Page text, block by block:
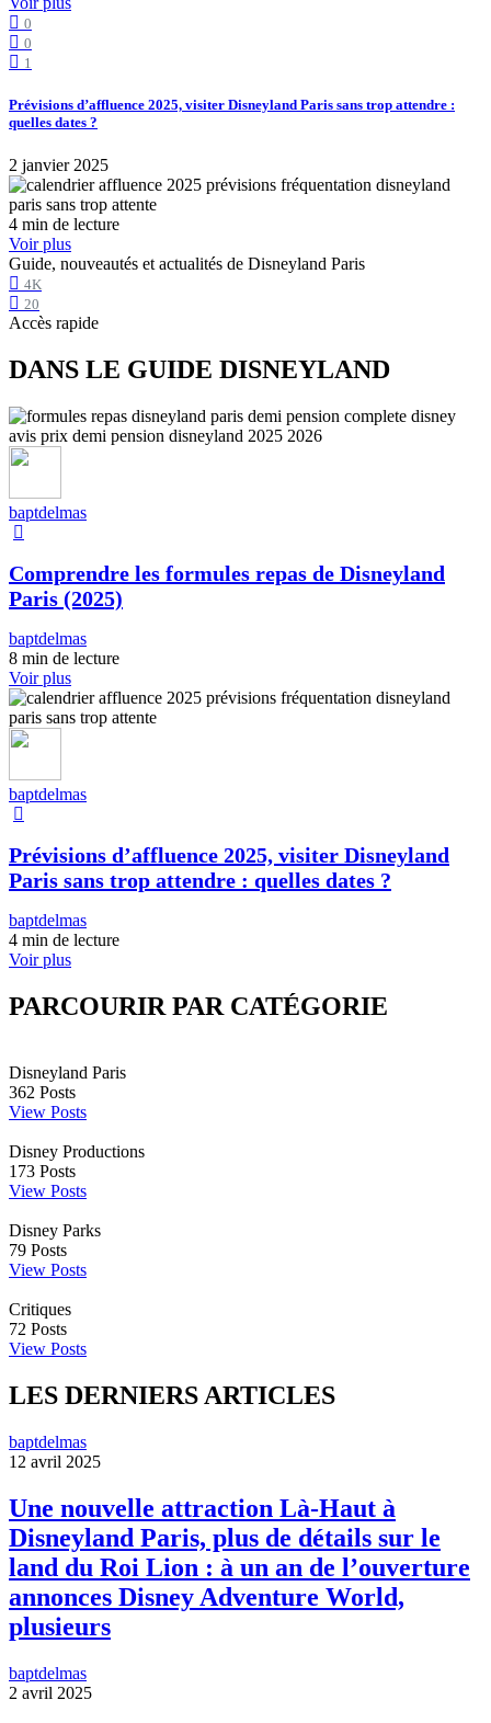
0
0
1
Prévisions d’affluence 2025, visiter Disneyland Paris sans trop attendre :
quelles dates ?
2 janvier 2025
4 min de lecture
Voir plus
Guide, nouveautés et actualités de Disneyland Paris
4K
20
Accès rapide
DANS LE GUIDE DISNEYLAND
baptdelmas
Comprendre les formules repas de Disneyland
Paris (2025)
baptdelmas
8 min de lecture
Voir plus
baptdelmas
Prévisions d’affluence 2025, visiter Disneyland
Paris sans trop attendre : quelles dates ?
baptdelmas
4 min de lecture
Voir plus
PARCOURIR PAR CATÉGORIE
Disneyland Paris
362 Posts
View Posts
Disney Productions
173 Posts
View Posts
Disney Parks
79 Posts
View Posts
Critiques
72 Posts
View Posts
LES DERNIERS ARTICLES
baptdelmas
12 avril 2025
Une nouvelle attraction Là-Haut à
Disneyland Paris, plus de détails sur le
land du Roi Lion : à un an de l’ouverture
annonces Disney Adventure World,
plusieurs
baptdelmas
2 avril 2025